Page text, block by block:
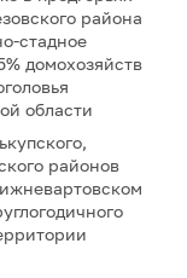
района
стадное
домохозяйств
области
районов